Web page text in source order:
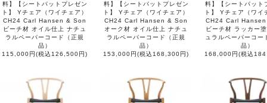
料】【シートパットプレゼン
ト】 Yチェア（ワイチェア）
CH24 Carl Hansen & Son
ビーチ材 オイル仕上 ナチュ
ラルペーパーコード（正規
品）
115,000円(税込126,500円)
料】【シートパットプレゼン
ト】 Yチェア（ワイチェア）
CH24 Carl Hansen & Son
オーク材 オイル仕上 ナチュ
ラルペーパーコード（正規
品）
153,000円(税込168,300円)
料】【シートパット
ト】 Yチェア（ワイ
CH24 Carl
ビーチ材 ラッカー
ュラルペーパーコー
品）
168,000円(税込